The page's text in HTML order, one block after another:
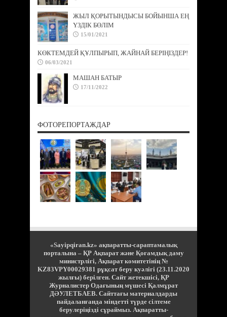
ЖЫЛ ҚОРЫТЫНДЫСЫ БОЙЫНША ЕҢ
ҮЗДІК БӨЛІМ
15/01/2021
КӨКТЕМДЕЙ ҚҰЛПЫРЫП, ЖАЙНАЙ БЕРІҢІЗДЕР!
06/03/2021
МАШАН БАТЫР
17/11/2022
ФОТОРЕПОРТАЖДАР
«Sayipqiran.kz» ақпаратты-сараптамалық
порталына – ҚР Ақпарат және Қоғамдық даму
министрлігі, Ақпарат комитетінің №
KZ83VPY00029381 рұқсат беру куәлігі (23.11.2020
жылғы) берілген. Сайт жетекшісі, ҚР
Журналистер Одағының мүшесі Қалмұрат
ДӘУЛЕТБАЕВ. Сайттағы материалдарды
пайдаланғанда міндетті түрде сілтеме
берулеріңізді сұраймыз. Ақпаратты-